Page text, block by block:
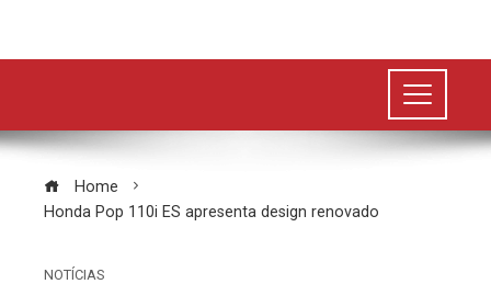
Home
Honda Pop 110i ES apresenta design renovado
NOTÍCIAS